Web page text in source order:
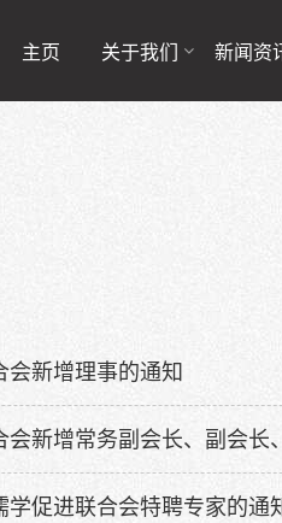
主页 关于我们 新闻资
会新增理事的通知
新增常务副会长、副会长
促进联合会特聘专家的通